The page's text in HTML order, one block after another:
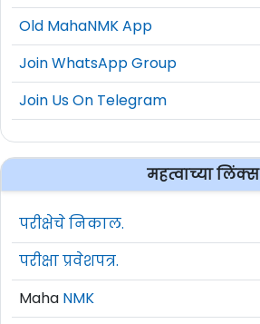
Old MahaNMK App
Join WhatsApp Group
Join Us On Telegram
महत्वाच्या लिंक्स
परीक्षेचे निकाल.
परीक्षा प्रवेशपत्र.
Maha NMK